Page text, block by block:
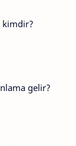
kimdir?
gelir?